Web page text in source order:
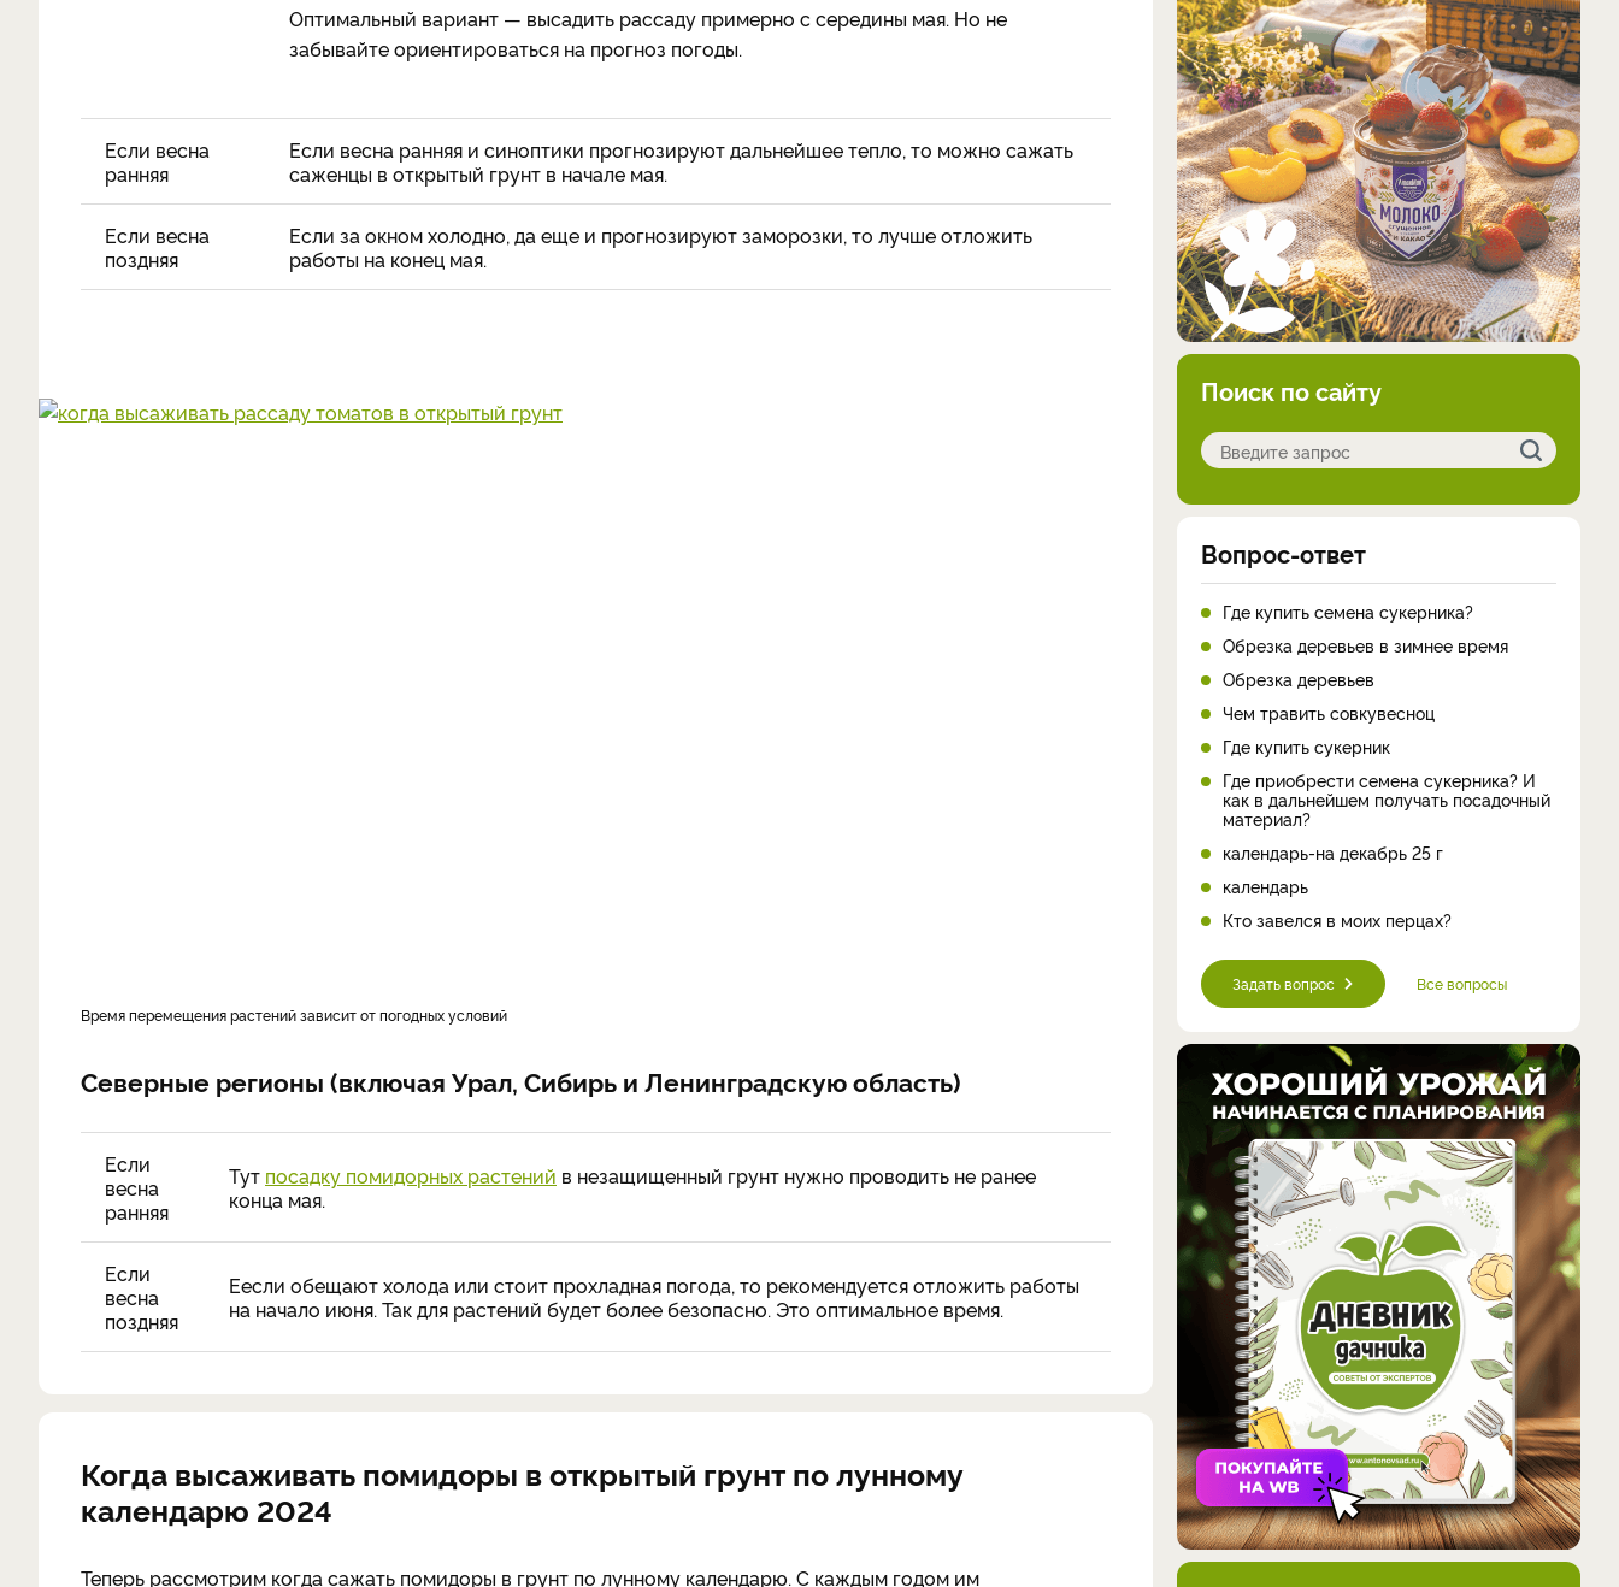
Оптимальный вариант — высадить рассаду примерно с середины мая. Но не
забывайте ориентироваться на прогноз погоды.
Если весна
ранняя
Если весна ранняя и синоптики прогнозируют дальнейшее тепло, то можно сажать
саженцы в открытый грунт в начале мая.
Если весна
поздняя
Если за окном холодно, да еще и прогнозируют заморозки, то лучше отложить
работы на конец мая.
Время перемещения растений зависит от погодных условий
Северные регионы (включая Урал, Сибирь и Ленинградскую область)
Если
весна
ранняя
Тут посадку помидорных растений в незащищенный грунт нужно проводить не ранее
конца мая.
Если
весна
поздняя
Еесли обещают холода или стоит прохладная погода, то рекомендуется отложить работы
на начало июня. Так для растений будет более безопасно. Это оптимальное время.
Когда высаживать помидоры в открытый грунт по лунному
календарю 2024
Теперь рассмотрим когда сажать помидоры в грунт по лунному календарю. С каждым годом им
Поиск по сайту
Вопрос-ответ
Где купить семена сукерника?
Обрезка деревьев в зимнее время
Обрезка деревьев
Чем травить совкувесноц
Где купить сукерник
Где приобрести семена сукерника? И
как в дальнейшем получать посадочный
материал?
календарь-на декабрь 25 г
календарь
Кто завелся в моих перцах?
Задать вопрос Все вопросы